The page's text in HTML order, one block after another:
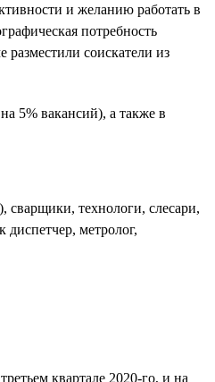
и желанию работать в
потребность
соискатели из
5% вакансий), а также в
сварщики, технологи, слесари,
метролог,
квартале 2020-го, и на